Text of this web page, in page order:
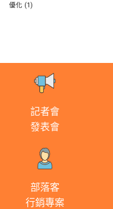
優化 (1)
記者會
發表會
部落客
行銷專案